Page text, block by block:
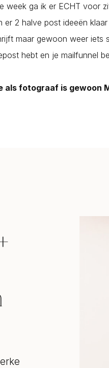
week ga ik er ECHT voor
er 2 halve post ideeën
maar gewoon weer iets
hebt en je mailfunnel
fotograaf is gewoon